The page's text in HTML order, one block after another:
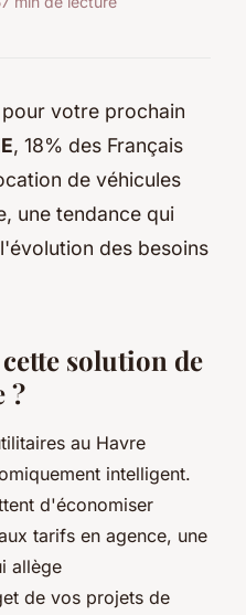
votre prochain
, 18% des Français
de véhicules
une tendance qui
des besoins
solution de
?
au Havre
intelligent.
d'économiser
tarifs en agence, une
allège
de vos projets de